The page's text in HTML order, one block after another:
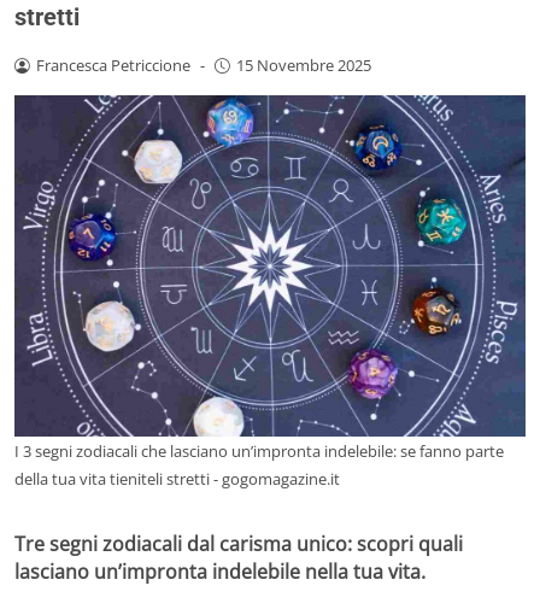
stretti
Francesca Petriccione - 15 Novembre 2025
I 3 segni zodiacali che lasciano un’impronta indelebile: se fanno parte
della tua vita tieniteli stretti - gogomagazine.it
Tre segni zodiacali dal carisma unico: scopri quali
lasciano un’impronta indelebile nella tua vita.